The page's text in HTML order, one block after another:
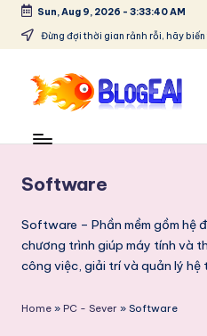
Skip
content
Sun, Aug 9, 2026 - 3:33:40 AM
Đừng đợi thời gian rảnh rỗi, hãy
o
g
E
A
I
sẻ
mê,
giữ
kỷ
niệm
Software
Software – Phần mềm gồm hệ
chương trình giúp máy tính và
công việc, giải trí và quản lý hệ
Home » PC - Sever » Software